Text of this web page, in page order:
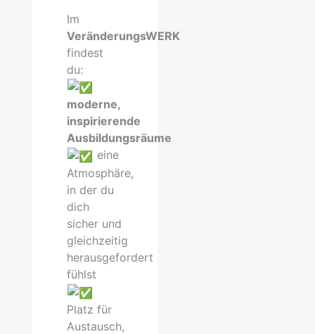
Im
VeränderungsWERK
findest
du:
moderne,
inspirierende
Ausbildungsräume
eine
Atmosphäre,
in der du
dich
sicher und
gleichzeitig
herausgefordert
fühlst
Platz für
Austausch,